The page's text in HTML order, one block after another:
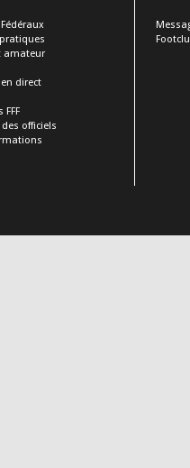
amateur
en direct
FFF
officiels